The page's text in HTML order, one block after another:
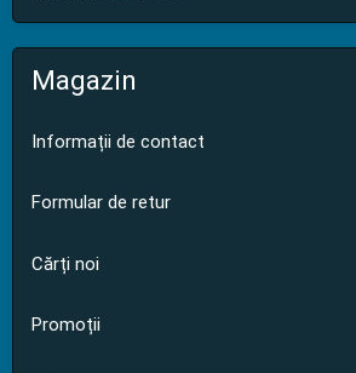
Magazin
Informații de contact
Formular de retur
Cărți noi
Promoții